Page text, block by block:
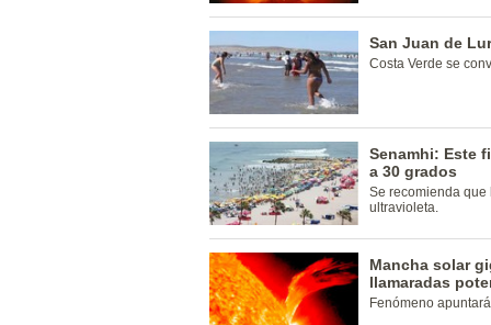
San Juan de
Costa Verde se
Senamhi: Este
a 30 grados
Se recomienda
ultravioleta.
Mancha solar
llamaradas
Fenómeno